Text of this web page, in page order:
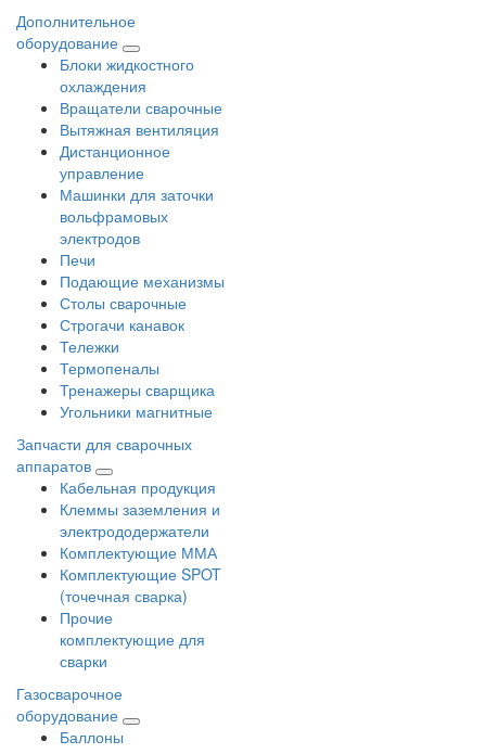
Дополнительное
оборудование
Блоки жидкостного
охлаждения
Вращатели сварочные
Вытяжная вентиляция
Дистанционное
управление
Машинки для заточки
вольфрамовых
электродов
Печи
Подающие механизмы
Столы сварочные
Строгачи канавок
Тележки
Термопеналы
Тренажеры сварщика
Угольники магнитные
Запчасти для сварочных
аппаратов
Кабельная продукция
Клеммы заземления и
электрододержатели
Комплектующие ММА
Комплектующие SPOT
(точечная сварка)
Прочие
комплектующие для
сварки
Газосварочное
оборудование
Баллоны